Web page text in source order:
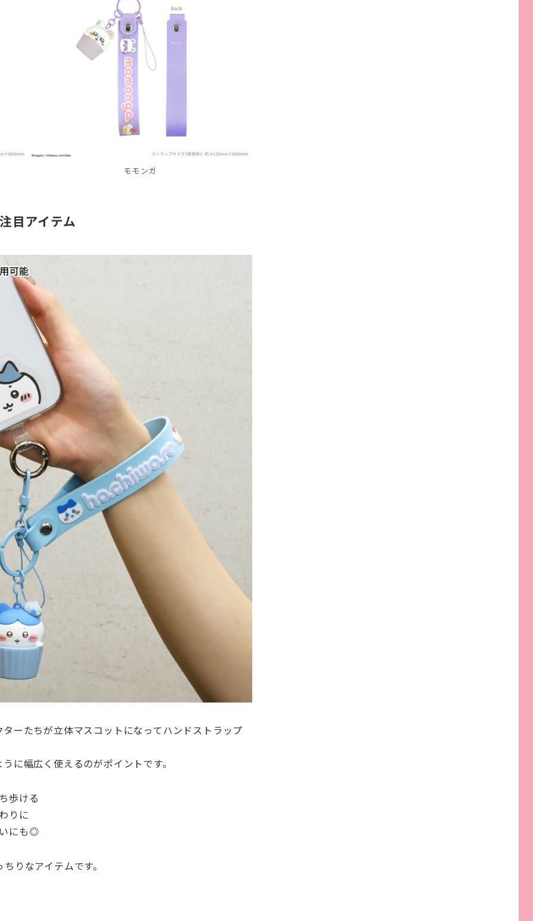
モモンガ
目アイテム
ーたちが立体マスコットになってハンドストラップ
に幅広く使えるのがポイントです。
歩ける
りに
にも◎
りなアイテムです。